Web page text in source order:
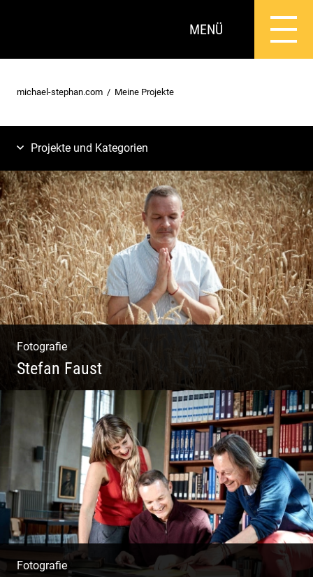
MENÜ
michael-stephan.com Meine Projekte
Projekte und Kategorien
Fotografie
Stefan Faust
Yoga & Meditation
Fotografie